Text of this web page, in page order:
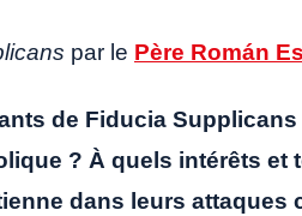
par le Père Román
de Fiducia Supplicans
? À quels intérêts et
dans leurs attaques